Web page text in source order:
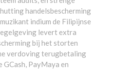
handelsbescherming
indium de Filipijnse
levert extra
bij het storten
verdoving terugbetaling
PayMaya en